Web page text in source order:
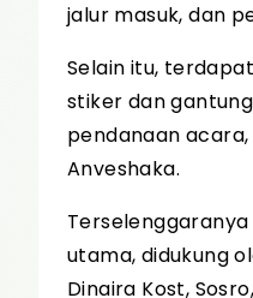
jalur masuk, dan
Selain itu,
stiker dan
pendanaan
Anveshaka.
utama, didukung
Dinaira Kost,